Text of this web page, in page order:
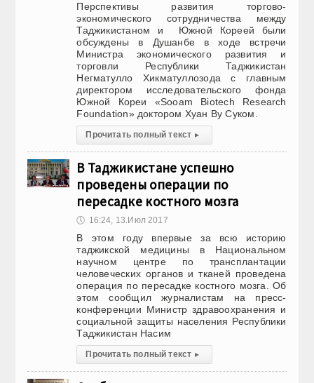
Перспективы развития торгово-
экономического сотрудничества между
Таджикистаном и Южной Кореей были
обсуждены в Душанбе в ходе встречи
Министра экономического развития и
торговли Республики Таджикистан
Негматулло Хикматуллозода с главным
директором исследовательского фонда
Южной Кореи «Sooam Biotech Research
Foundation» доктором Хуан Ву Суком.
Прочитать полный текст ▸
В Таджикистане успешно
проведены операции по
пересадке костного мозга
🕔 16:24, 13.Июл 2017
В этом году впервые за всю историю
таджикской медицины в Национальном
научном центре по трансплантации
человеческих органов и тканей проведена
операция по пересадке костного мозга. Об
этом сообщил журналистам на пресс-
конференции Министр здравоохранения и
социальной защиты населения Республики
Таджикистан Насим
Прочитать полный текст ▸